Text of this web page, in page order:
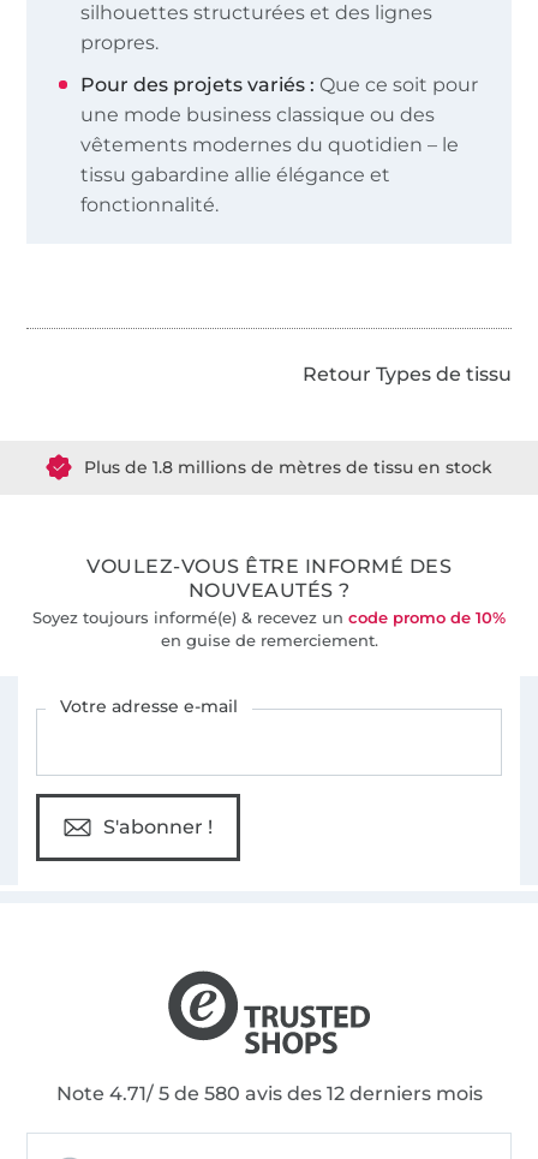
silhouettes structurées et des lignes
propres.
Pour des projets variés : Que ce soit pour
une mode business classique ou des
vêtements modernes du quotidien – le
tissu gabardine allie élégance et
fonctionnalité.
Retour Types de tissu
Plus de 1.8 millions de mètres de tissu en stock
36 ans d'expérience
VOULEZ-VOUS ÊTRE INFORMÉ DES
NOUVEAUTÉS ?
Soyez toujours informé(e) & recevez un code promo de 10%
en guise de remerciement.
Votre adresse e-mail
S'abonner !
Note 4.71/ 5 de 580 avis des 12 derniers mois